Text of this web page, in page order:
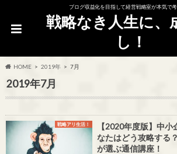
ブログ収益化を目指して経営戦略室が本気で考
戦略なき人生に、
し！
HOME 2019年 7月
2019年7月
戦略アリ生活！
【2020年度版】中
なたはどう攻略する
が選ぶ通信講座！